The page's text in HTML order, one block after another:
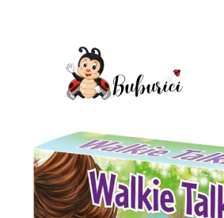
Construcții
Accesorii
Exterior
Interior